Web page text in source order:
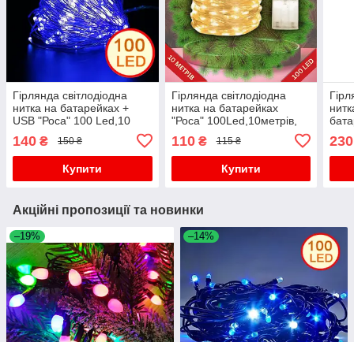
Гірлянда світлодіодна
нитка на батарейках +
USB "Роса" 100 Led,10
140 ₴ 150 ₴
Купити
Гірлянда світлодіодна
нитка на батарейках
"Роса" 100Led,10метрів,
110₴ 115 ₴
Купити
230
Акційні пропозиції та новинки
–19% –14%